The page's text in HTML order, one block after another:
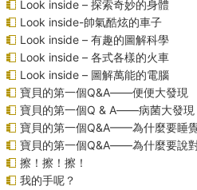
Look inside – 探索奇妙的身體
Look inside-帥氣酷炫的車子
Look inside – 有趣的圖解科學
Look inside – 各式各樣的火車
Look inside – 圖解萬能的電腦
寶貝的第一個Q&A――便便大發現
寶貝的第一個Q & A――病菌大發現
寶貝的第一個Q&A——為什麼要睡
寶貝的第一個Q&A――為什麼要說
擦！擦！擦！
我的手呢？